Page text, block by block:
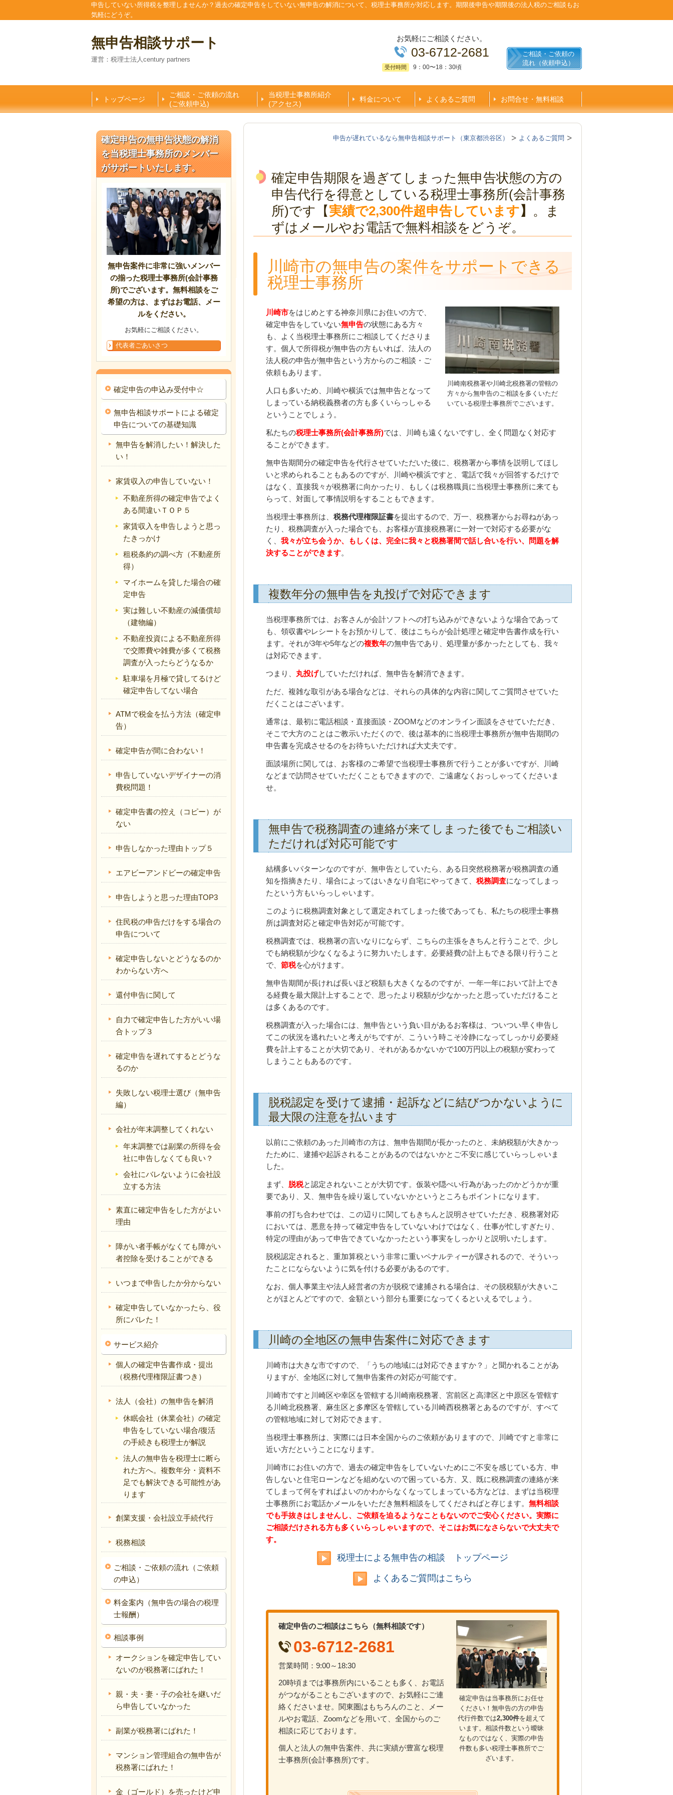
申告していない所得税を整理しませんか？過去の確定申告をしていない無申告の解消について、税理士事務所が対応します。期限後申告や期限後の法人税のご相談もお
気軽にどうぞ。
無申告相談サポート
運営：税理士法人century partners
お気軽にご相談ください。
03-6712-2681
受付時間 9：00〜18：30頃
ご相談・ご依頼の
流れ（依頼申込）
トップページ
ご相談・ご依頼の流れ
(ご依頼申込)
当税理士事務所紹介
(アクセス)
料金について よくあるご質問 お問合せ・無料相談
申告が遅れているなら無申告相談サポート（東京都渋谷区） よくあるご質問
確定申告期限を過ぎてしまった無申告状態の方の
申告代行を得意としている税理士事務所(会計事務
所)です【実績で2,300件超申告しています】 。ま
ずはメールやお電話で無料相談をどうぞ。
川崎市の無申告の案件をサポートできる
税理士事務所
川崎南税務署や川崎北税務署の管轄の
方々から無申告のご相談を多くいただ
いている税理士事務所でございます。
川崎市をはじめとする神奈川県にお住いの方で、
確定申告をしていない無申告の状態にある方々
も、よく当税理士事務所にご相談してくださりま
す。個人で所得税が無申告の方もいれば、法人の
法人税の申告が無申告という方からのご相談・ご
依頼もあります。
人口も多いため、川崎や横浜では無申告となって
しまっている納税義務者の方も多くいらっしゃる
ということでしょう。
私たちの税理士事務所(会計事務所)では、川崎も遠くないですし、全く問題なく対応す
ることができます。
無申告期間分の確定申告を代行させていただいた後に、税務署から事情を説明してほし
いと求められることもあるのですが、川崎や横浜ですと、電話で我々が回答するだけで
はなく、直接我々が税務署に向かったり、もしくは税務職員に当税理士事務所に来ても
らって、対面して事情説明をすることもできます。
当税理士事務所は、 税務代理権限証書を提出するので、万一、税務署からお尋ねがあっ
たり、税務調査が入った場合でも、お客様が直接税務署に一対一で対応する必要がな
く、 我々が立ち会うか、もしくは、完全に我々と税務署間で話し合いを行い、問題を解
決することができます。
複数年分の無申告を丸投げで対応できます
当税理事務所では、お客さんが会計ソフトへの打ち込みができないような場合であって
も、領収書やレシートをお預かりして、後はこちらが会計処理と確定申告書作成を行い
ます。それが3年や5年などの複数年の無申告であり、処理量が多かったとしても、我々
は対応できます。
つまり、 丸投げしていただければ、無申告を解消できます。
ただ、複雑な取引がある場合などは、それらの具体的な内容に関してご質問させていた
だくことはございます。
通常は、最初に電話相談・直接面談・ZOOMなどのオンライン面談をさせていただき、
そこで大方のことはご教示いただくので、後は基本的に当税理士事務所が無申告期間の
申告書を完成させるのをお待ちいただければ大丈夫です。
面談場所に関しては、お客様のご希望で当税理士事務所で行うことが多いですが、川崎
などまで訪問させていただくこともできますので、ご遠慮なくおっしゃってくださいま
せ。
無申告で税務調査の連絡が来てしまった後でもご相談い
ただければ対応可能です
結構多いパターンなのですが、無申告としていたら、ある日突然税務署が税務調査の通
知を指摘きたり、場合によってはいきなり自宅にやってきて、 税務調査になってしまっ
たという方もいらっしゃいます。
このように税務調査対象として選定されてしまった後であっても、私たちの税理士事務
所は調査対応と確定申告対応が可能です。
税務調査では、税務署の言いなりにならず、こちらの主張をきちんと行うことで、少し
でも納税額が少なくなるように努力いたします。必要経費の計上もできる限り行うこと
で、 節税を心がけます。
無申告期間が長ければ長いほど税額も大きくなるのですが、一年一年において計上でき
る経費を最大限計上することで、思ったより税額が少なかったと思っていただけること
は多くあるのです。
税務調査が入った場合には、無申告という負い目があるお客様は、ついつい早く申告し
てこの状況を逃れたいと考えがちですが、こういう時こそ冷静になってしっかり必要経
費を計上することが大切であり、それがあるかないかで100万円以上の税額が変わって
しまうこともあるのです。
脱税認定を受けて逮捕・起訴などに結びつかないように
最大限の注意を払います
以前にご依頼のあった川崎市の方は、無申告期間が長かったのと、未納税額が大きかっ
たために、逮捕や起訴されることがあるのではないかとご不安に感じていらっしゃいま
した。
まず、 脱税と認定されないことが大切です。仮装や隠ぺい行為があったのかどうかが重
要であり、又、無申告を繰り返していないかというところもポイントになります。
事前の打ち合わせでは、この辺りに関してもきちんと説明させていただき、税務署対応
においては、悪意を持って確定申告をしていないわけではなく、仕事が忙しすぎたり、
特定の理由があって申告できていなかったという事実をしっかりと説明いたします。
脱税認定されると、重加算税という非常に重いペナルティーが課されるので、そういっ
たことにならないように気を付ける必要があるのです。
なお、個人事業主や法人経営者の方が脱税で逮捕される場合は、その脱税額が大きいこ
とがほとんどですので、金額という部分も重要になってくるといえるでしょう。
川崎の全地区の無申告案件に対応できます
川崎市は大きな市ですので、「うちの地域には対応できますか？」と聞かれることがあ
りますが、全地区に対して無申告案件の対応が可能です。
川崎市ですと川崎区や幸区を管轄する川崎南税務署、宮前区と高津区と中原区を管轄す
る川崎北税務署、麻生区と多摩区を管轄している川崎西税務署とあるのですが、すべて
の管轄地域に対して対応できます。
当税理士事務所は、実際には日本全国からのご依頼がありますので、川崎ですと非常に
近い方だということになります。
川崎市にお住いの方で、過去の確定申告をしていないためにご不安を感じている方、申
告しないと住宅ローンなどを組めないので困っている方、又、既に税務調査の連絡が来
てしまって何をすればよいのかわからなくなってしまっている方などは、まずは当税理
士事務所にお電話かメールをいただき無料相談をしてくださればと存じます。 無料相談
でも手抜きはしませんし、ご依頼を迫るようなこともないのでご安心ください。実際に
ご相談だけされる方も多くいらっしゃいますので、そこはお気になさらないで大丈夫で
す。
税理士による無申告の相談 トップページ
よくあるご質問はこちら
確定申告は当事務所にお任せ
ください！無申告の方の申告
代行件数では2,300件を超えて
います。相談件数という曖昧
なものではなく、実際の申告
件数も多い税理士事務所でご
ざいます。
確定申告のご相談はこちら（無料相談です）
03-6712-2681
営業時間：9:00～18:30
20時頃までは事務所内にいることも多く、お電話
がつながることもございますので、お気軽にご連
絡くださいませ。関東圏はもちろんのこと、メー
ルやお電話、Zoomなどを用いて、全国からのご
相談に応じております。
個人と法人の無申告案件、共に実績が豊富な税理
士事務所(会計事務所)です。
確定申告の無申告状態の解消
を当税理士事務所のメンバー
がサポートいたします。
無申告案件に非常に強いメンバー
の揃った税理士事務所(会計事務
所)でございます。無料相談をご
希望の方は、まずはお電話、メー
ルをください。
お気軽にご相談ください。
代表者ごあいさつ
確定申告の申込み受付中☆
無申告相談サポートによる確定
申告についての基礎知識
無申告を解消したい！解決した
い！
家賃収入の申告していない！
不動産所得の確定申告でよく
ある間違いＴＯＰ５
家賃収入を申告しようと思っ
たきっかけ
租税条約の調べ方（不動産所
得）
マイホームを貸した場合の確
定申告
実は難しい不動産の減価償却
（建物編）
不動産投資による不動産所得
で交際費や雑費が多くて税務
調査が入ったらどうなるか
駐車場を月極で貸してるけど
確定申告してない場合
ATMで税金を払う方法（確定申
告）
確定申告が間に合わない！
申告していないデザイナーの消
費税問題！
確定申告書の控え（コピー）が
ない
申告しなかった理由トップ５
エアビーアンドビーの確定申告
申告しようと思った理由TOP3
住民税の申告だけをする場合の
申告について
確定申告しないとどうなるのか
わからない方へ
還付申告に関して
自力で確定申告した方がいい場
合トップ３
確定申告を遅れてするとどうな
るのか
失敗しない税理士選び（無申告
編）
会社が年末調整してくれない
年末調整では副業の所得を会
社に申告しなくても良い？
会社にバレないように会社設
立する方法
素直に確定申告をした方がよい
理由
障がい者手帳がなくても障がい
者控除を受けることができる
いつまで申告したか分からない
確定申告していなかったら、役
所にバレた！
サービス紹介
個人の確定申告書作成・提出
（税務代理権限証書つき）
法人（会社）の無申告を解消
休眠会社（休業会社）の確定
申告をしていない場合/復活
の手続きも税理士が解説
法人の無申告を税理士に断ら
れた方へ。複数年分・資料不
足でも解決できる可能性があ
ります
創業支援・会社設立手続代行
税務相談
ご相談・ご依頼の流れ（ご依頼
の申込）
料金案内（無申告の場合の税理
士報酬）
相談事例
オークションを確定申告してい
ないのが税務署にばれた！
親・夫・妻・子の会社を継いだ
ら申告していなかった
副業が税務署にばれた！
マンション管理組合の無申告が
税務署にばれた！
金（ゴールド）を売ったけど申